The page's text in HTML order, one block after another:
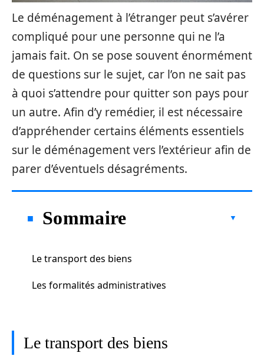
Le déménagement à l’étranger peut s’avérer
compliqué pour une personne qui ne l’a
jamais fait. On se pose souvent énormément
de questions sur le sujet, car l’on ne sait pas
à quoi s’attendre pour quitter son pays pour
un autre. Afin d’y remédier, il est nécessaire
d’appréhender certains éléments essentiels
sur le déménagement vers l’extérieur afin de
parer d’éventuels désagréments.
Sommaire
Le transport des biens
Les formalités administratives
Le transport des biens